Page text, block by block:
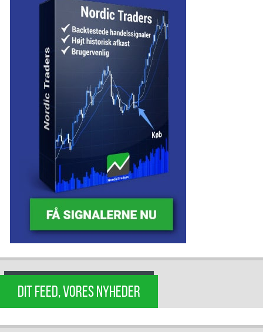
DIT FEED, VORES NYHEDER